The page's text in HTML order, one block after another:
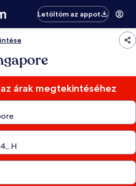
Letöltöm az appot
árak megtekintéséhez